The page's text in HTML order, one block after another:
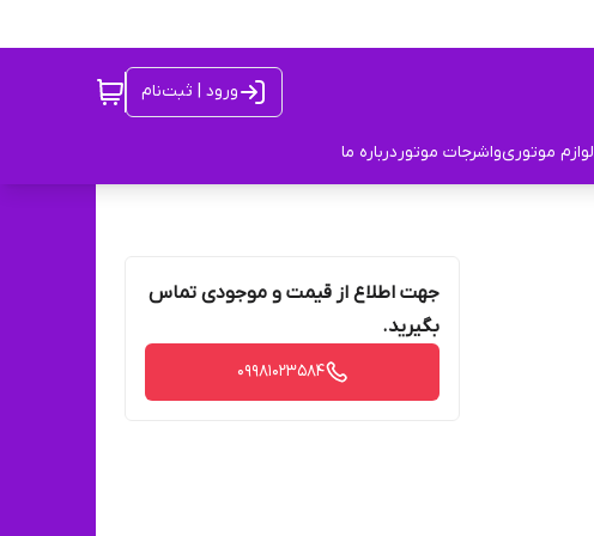
ورود | ثبت‌نام
لوازم موتوریواشرجات موتوردرباره ما
جهت اطلاع از قیمت و موجودی تماس
بگیرید.
09981023584